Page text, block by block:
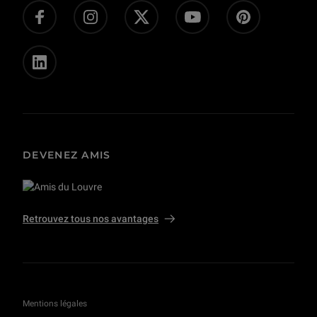
Presse
Privatisations et tournages
DEVENEZ AMIS
Retrouvez tous nos avantages
Mentions légales